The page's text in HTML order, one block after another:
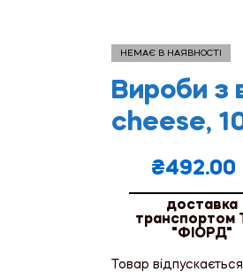
НЕМАЄ В НАЯВНОСТІ
Вироби з
cheese,
₴492.00
доставка
транспортом
"ФІОРД"
Товар